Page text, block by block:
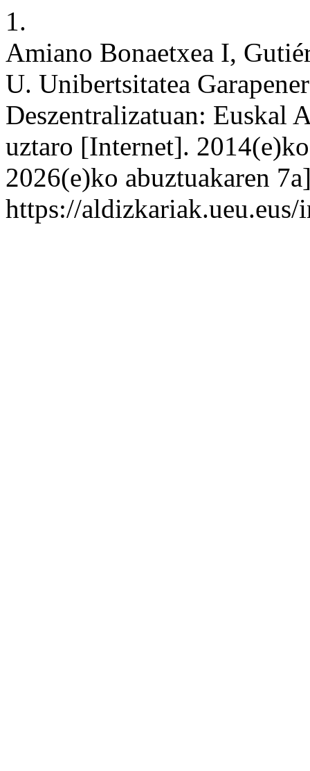
1.
Amiano Bonaetxea I,
U. Unibertsitatea
Deszentralizatuan: Euskal
uztaro [Internet].
2026(e)ko abuztuakaren
https://